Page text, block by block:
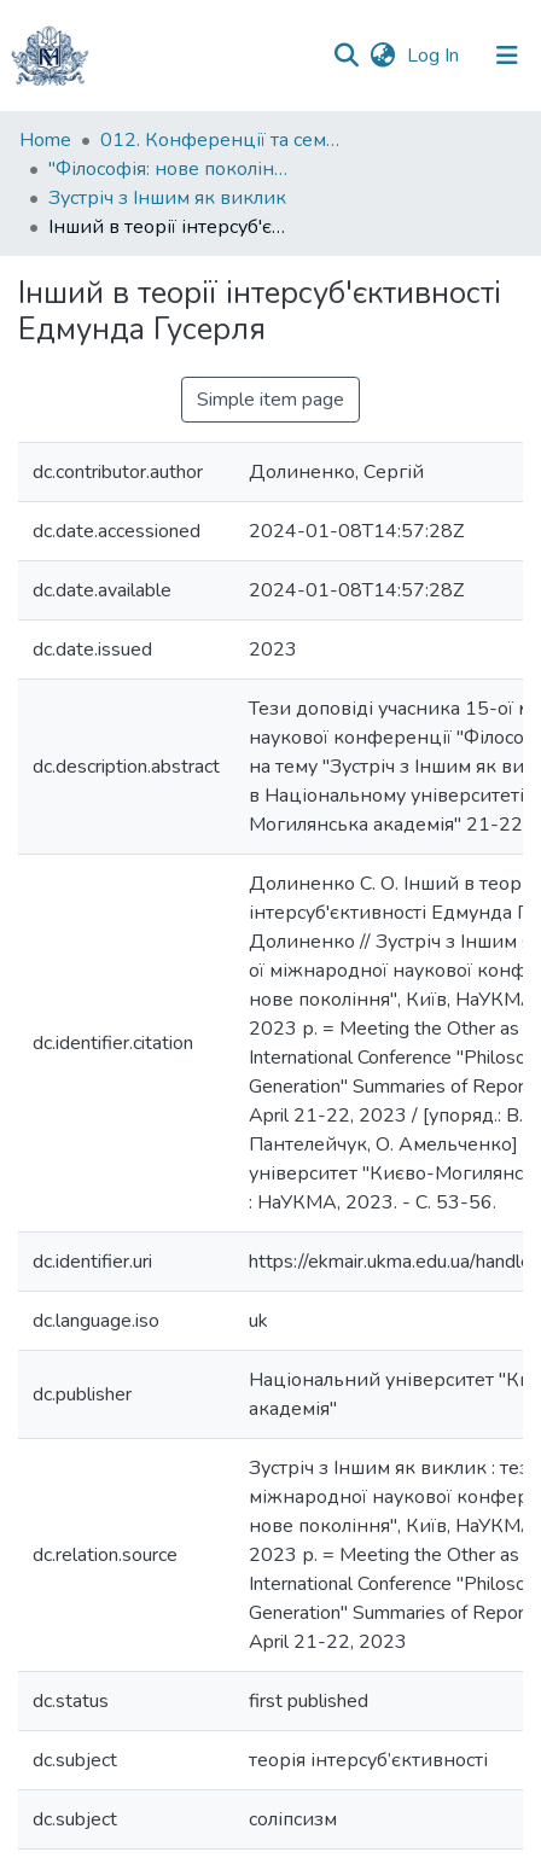
Log In (current)
Communities
&
Collections
Statistics
Home
012. Конференції та семінари НаУКМА
"Філософія: нове покоління" : міжнародна наукова конференція
Зустріч з Іншим як виклик
Інший в теорії інтерсуб'єктивності Едмунда Гусерля
Інший в теорії інтерсуб'єктивності
Едмунда Гусерля
Simple item page
dc.contributor.author Долиненко, Сергій
dc.date.accessioned 2024-01-08T14:57:28Z
dc.date.available 2024-01-08T14:57:28Z
dc.date.issued 2023
dc.description.abstract
Тези доповіді учасника 15-ої
наукової конференції
на тему "Зустріч з Іншим як
в Національному університеті
Могилянська академія" 21-22
dc.identifier.citation
Долиненко С. О. Інший в теорії
інтерсуб'єктивності Едмунда
Долиненко // Зустріч з Іншим
ої міжнародної наукової
нове покоління", Київ,
2023 р. = Meeting the Other as a
International Conference
Generation" Summaries of
April 21-22, 2023 / [упоряд.: В.
Пантелейчук, О. Амельченко] ;
університет "Києво-
: НаУКМА, 2023. - С. 53-56.
dc.identifier.uri https://ekmair.ukma.edu.ua/
dc.language.iso uk
dc.publisher
Національний університет
академія"
dc.relation.source
Зустріч з Іншим як виклик :
міжнародної наукової
нове покоління", Київ,
2023 р. = Meeting the Other as a
International Conference
Generation" Summaries of
April 21-22, 2023
dc.status first published
dc.subject теорія інтерсуб’єктивності
dc.subject соліпсизм